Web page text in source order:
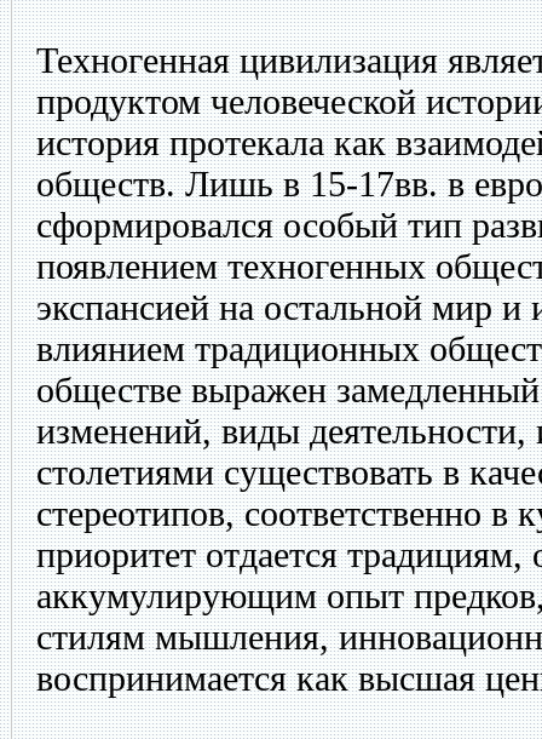
Техногенная цивилизация
продуктом человеческой
история протекала как
обществ. Лишь в 15-17вв. в
сформировался особый тип
появлением техногенных
экспансией на остальной мир и
влиянием традиционных
обществе выражен
изменений, виды деятельности,
столетиями существовать в
стереотипов, соответственно в
приоритет отдается
аккумулирующим опыт
стилям мышления,
воспринимается как высшая